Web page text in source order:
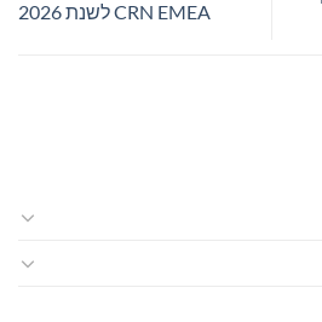
CRN EMEA לשנת 2026